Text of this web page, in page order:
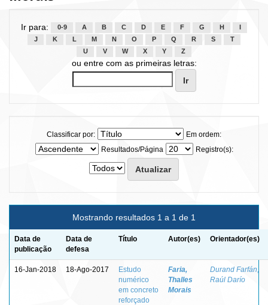
Ir para: 0-9 A B C D E F G H
J
K L M N O P Q R S
T
U
V W X Y Z
ou entre com as primeiras letras:
Classificar por:
Em ordem:
Resultados/Página
Registro(s):
Mostrando resultados 1 a 1 de 1
Data de
publicação
Data de
defesa
Título Autor(es) Orientador(es)
16-Jan-2018 18-Ago-2017
Estudo
numérico
em concreto
reforçado
Faria,
Thalles
Morais
Durand Farfán,
Raúl Darío